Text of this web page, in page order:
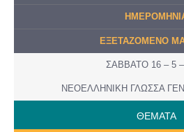
ΕΞΕΤΑΖΟΜΕΝΟ
ΣΑΒΒΑΤΟ 16 – 5 –
ΝΕΟΕΛΛΗΝΙΚΗ ΓΛΩΣΣΑ
ΘΕΜΑΤΑ